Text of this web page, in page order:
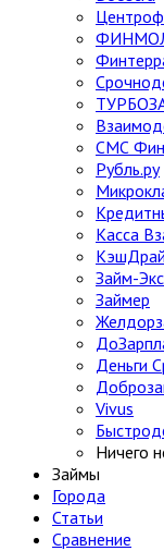
СМС
Рубль.ру
Касса
Займ-
Займер
Деньги
Vivus
Ничего
Займы
Города
Статьи
Сравнение